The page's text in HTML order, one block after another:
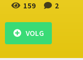
159 2
VOLG